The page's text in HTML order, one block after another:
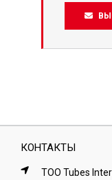
КОНТАКТЫ
ТОО Tubes